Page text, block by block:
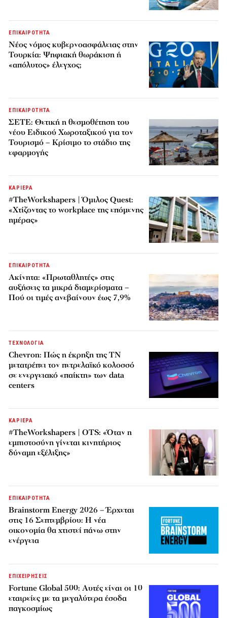
ΕΠΙΚΑΙΡΟΤΗΤΑ
Νέος νόμος κυβερνοασφάλειας στην
Τουρκία: Ψηφιακή θωράκιση ή
«απόλυτος» έλεγχος;
ΕΠΙΚΑΙΡΟΤΗΤΑ
ΣΕΤΕ: Θετική η θεσμοθέτηση του
νέου Ειδικού Χωροταξικού για τον
Τουρισμό – Κρίσιμο το στάδιο της
εφαρμογής
ΚΑΡΙΕΡΑ
#TheWorkshapers | Όμιλος Quest:
«Χτίζοντας το workplace της επόμενης
ημέρας»
ΕΠΙΚΑΙΡΟΤΗΤΑ
Ακίνητα: «Πρωταθλητές» στις
αυξήσεις τα μικρά διαμερίσματα –
Πού οι τιμές ανεβαίνουν έως 7,9%
ΤΕΧΝΟΛΟΓΙΑ
Chevron: Πώς η έκρηξη της ΤΝ
μετατρέπει τον πετρελαϊκό κολοσσό
σε ενεργειακό «παίκτη» των data
centers
ΚΑΡΙΕΡΑ
#TheWorkshapers | OTS: «Όταν η
εμπιστοσύνη γίνεται κινητήριος
δύναμη εξέλιξης»
ΕΠΙΚΑΙΡΟΤΗΤΑ
Brainstorm Energy 2026 – Έρχεται
στις 16 Σεπτεμβρίου: Η νέα
οικονομία θα χτιστεί πάνω στην
ενέργεια
ΕΠΙΧΕΙΡΗΣΕΙΣ
Fortune Global 500: Αυτές είναι οι 10
εταιρείες με τα μεγαλύτερα έσοδα
παγκοσμίως